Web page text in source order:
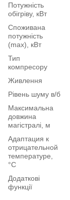
Потужність
обігріву, кВт
Споживана
потужність
(max), кВт
Тип
компресору
Живлення
Рівень шуму в/б
Максимальна
довжина
магістралі, м
Адаптация к
отрицательной
температуре,
°C
Додаткові
функції